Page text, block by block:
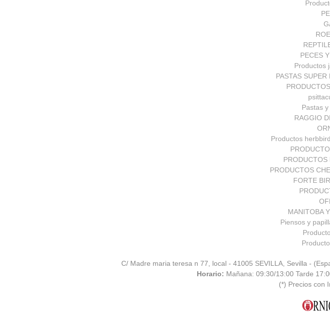
PECES
Productos
PASTAS
Pastas
RAGGIO
Productos
PRODUCTOS
FORTE
MANITOBA
Piensos y
C/ Madre maria teresa n 77, local - 41005 SEVILLA, Sevilla -
Horario: Mañana: 09:30/13:00 Tarde
(*) Precios con